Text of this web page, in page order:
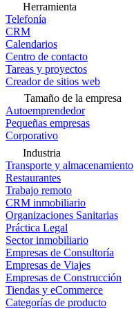
Herramienta
Telefonía
CRM
Calendarios
Centro de contacto
Tareas y proyectos
Creador de sitios web
Tamaño de la empresa
Autoemprendedor
Pequeñas empresas
Corporativo
Industria
Transporte y almacenamiento
Restaurantes
Trabajo remoto
CRM inmobiliario
Organizaciones Sanitarias
Práctica Legal
Sector inmobiliario
Empresas de Consultoría
Empresas de Viajes
Empresas de Construcción
Tiendas y eCommerce
Categorías de producto